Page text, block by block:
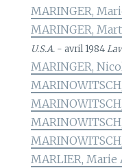
MARINGER,
MARINGER,
U.S.A. - avril 1984
MARINGER,
MARLIER,